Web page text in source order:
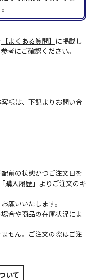
【よくある質問】 に掲載し
考にご確認ください。
様は、下記よりお問い合
前の状態かつご注文日を
購入履歴」よりご注文のキ
願いいたします。
合や商品の在庫状況によ
せん。ご注文の際はご注
いて